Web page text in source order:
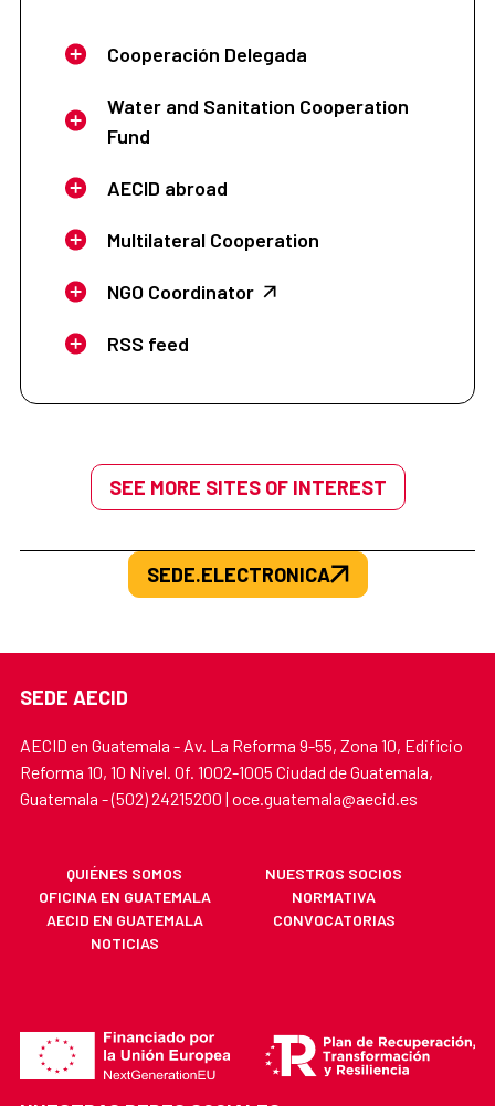
Cooperación Delegada
Water and Sanitation Cooperation
Fund
AECID abroad
Multilateral Cooperation
NGO Coordinator
RSS feed
SEE MORE SITES OF INTEREST
SEDE.ELECTRONICA
SEDE AECID
AECID en Guatemala - Av. La Reforma 9-55, Zona 10, Edificio
Reforma 10, 10 Nivel. Of. 1002-1005 Ciudad de Guatemala,
Guatemala - (502) 24215200 | oce.guatemala@aecid.es
QUIÉNES SOMOS
NUESTROS SOCIOS
OFICINA EN GUATEMALA
NORMATIVA
AECID EN GUATEMALA
CONVOCATORIAS
NOTICIAS